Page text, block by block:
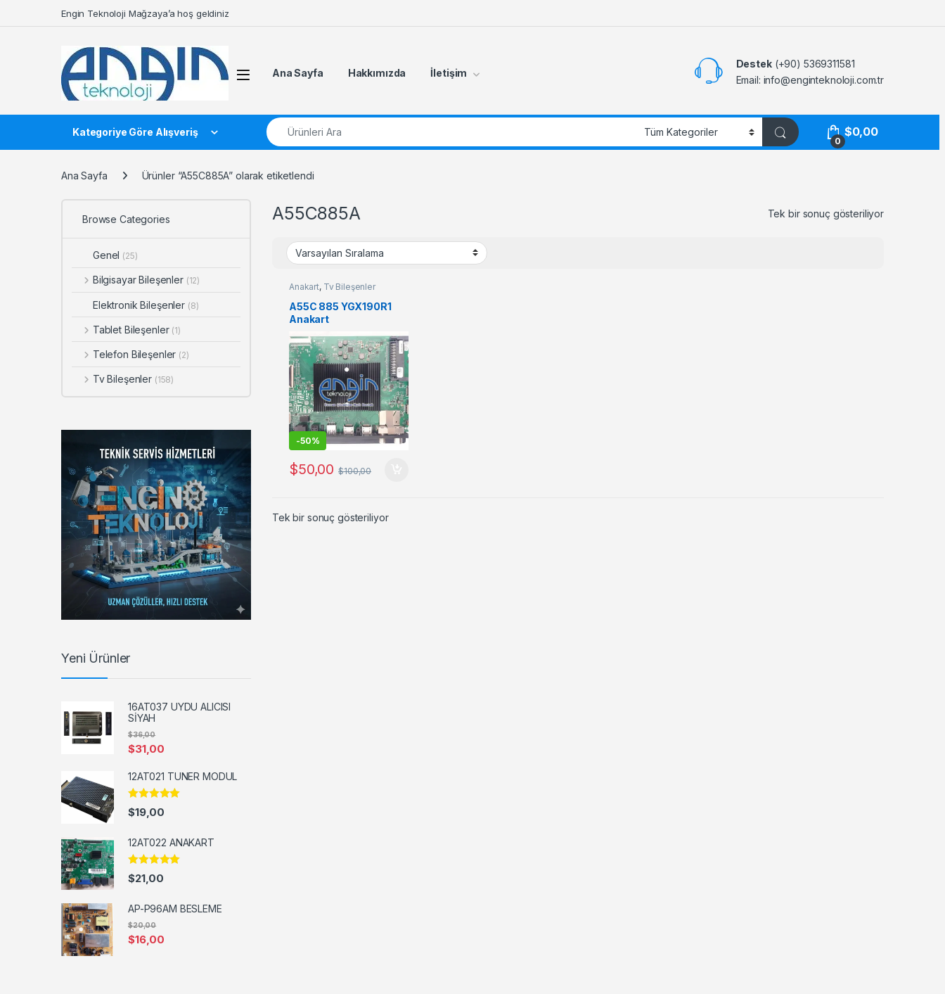
Engin Teknoloji Mağzaya’a hoş geldiniz
Ana Sayfa Hakkımızda İletişim
Destek(+90) 5369311581
Email: info@enginteknoloji.com.tr
Kategoriye Göre Alışveriş
Search for:
0
$0,00
Ana Sayfa Ürünler “A55C885A” olarak etiketlendi
A55C885A Tek bir sonuç gösteriliyor
Anakart, Tv Bileşenler
A55C 885 YGX190R1
Anakart
-50%
$50,00 $100,00
Tek bir sonuç gösteriliyor
Browse Categories
Genel (25)
Bilgisayar Bileşenler (12)
Elektronik Bileşenler (8)
Tablet Bileşenler (1)
Telefon Bileşenler (2)
Tv Bileşenler (158)
Yeni Ürünler
16AT037 UYDU ALICISI
SİYAH
$31,00
$36,00
12AT021 TUNER MODUL
5 üzerinden
5.00oy aldı
$19,00
12AT022 ANAKART
5 üzerinden
5.00oy aldı
$21,00
AP-P96AM BESLEME
$16,00
$20,00